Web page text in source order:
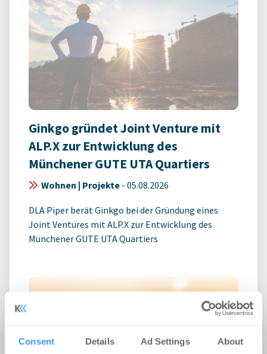
Consent Details Ad Settings About
Ginkgo gründet Joint Venture mit
ALP.X zur Entwicklung des
Münchener GUTE UTA Quartiers
Wohnen | Projekte - 05.08.2026
DLA Piper berät Ginkgo bei der Gründung eines
Joint Ventures mit ALP.X zur Entwicklung des
Münchener GUTE UTA Quartiers